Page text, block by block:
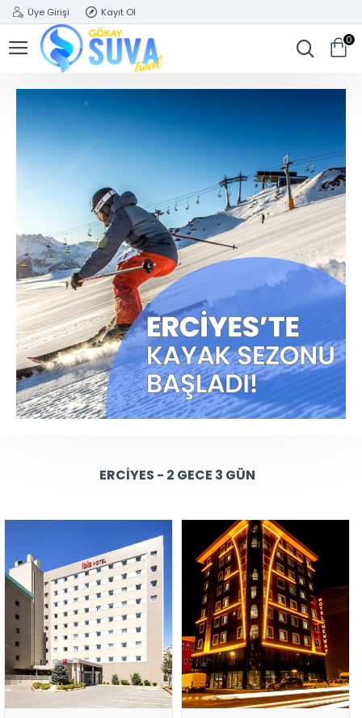
Üye Girişi Kayıt Ol
0
ERCIYES - 2 GECE 3 GÜN